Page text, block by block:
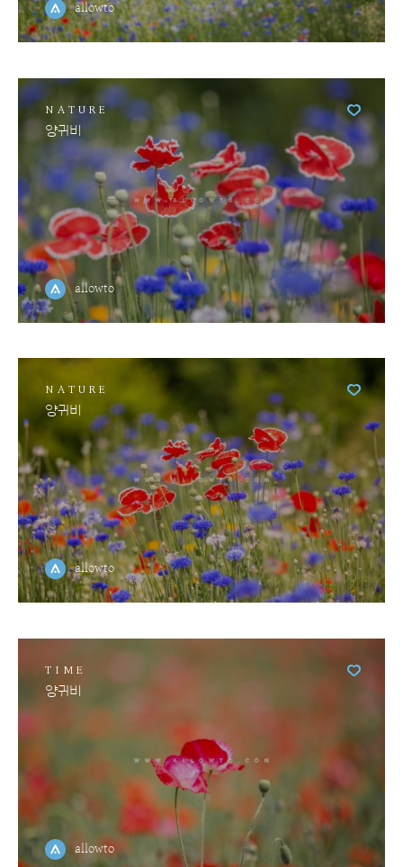
allowto
NATURE
양귀비
allowto
NATURE
양귀비
allowto
TIME
양귀비
allowto